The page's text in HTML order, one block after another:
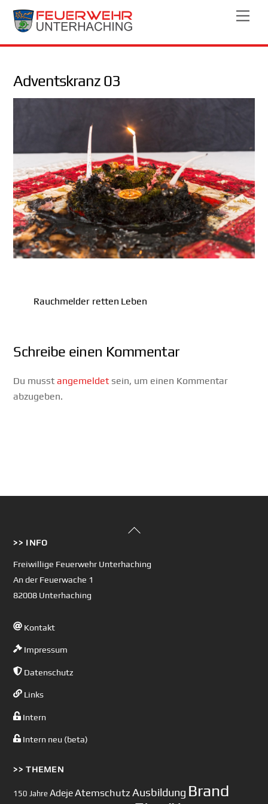
Skip
Adventskranz 03
Rauchmelder retten Leben
Schreibe einen Kommentar
Du musstangemeldet sein, um einen Kommentar
abzugeben.
Back
>> INFO
Freiwillige Feuerwehr Unterhaching
An der Feuerwache 1
82008 Unterhaching
Kontakt
Impressum
Datenschutz
Links
Intern
Intern neu (beta)
>> THEMEN
150 Jahre AdejeAtemschutz Ausbildung Brand